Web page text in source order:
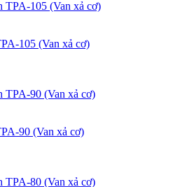
105 (Van xả cơ)
90 (Van xả cơ)